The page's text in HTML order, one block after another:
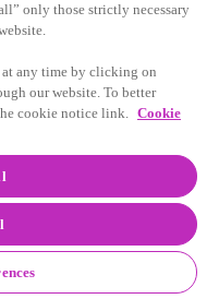
-9LA試験の3年間の
は、化学療法2サイク
プジーボとヤーボイ
）患者において長
only those strictly necessary
at any time by clicking on
our website. To better
cookie notice link. Cookie